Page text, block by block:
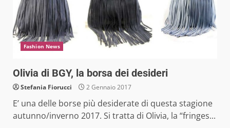
Fashion News
Olivia di BGY, la borsa dei desideri
Stefania Fiorucci 2 Gennaio 2017
E’ una delle borse più desiderate di questa stagione
autunno/inverno 2017. Si tratta di Olivia, la “fringes...